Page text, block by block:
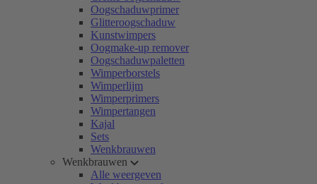
Oogschaduwprimer
Glitteroogschaduw
Kunstwimpers
Oogmake-up remover
Oogschaduwpaletten
Wimperborstels
Wimperlijm
Wimperprimers
Wimpertangen
Kajal
Sets
Wenkbrauwen
Wenkbrauwen
Alle weergeven